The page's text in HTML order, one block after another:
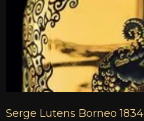
Serge Lutens Borneo 1834